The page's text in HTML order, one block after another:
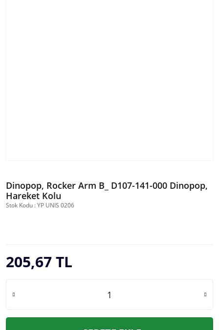
Dinopop, Rocker Arm B_ D107-141-000 Dinopop,
Hareket Kolu
Stok Kodu : YP UNIS 0206
205,67 TL